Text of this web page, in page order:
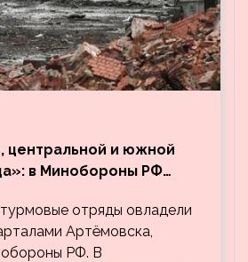
центральной и южной
в Минобороны РФ
отряды овладели
Артёмовска,
РФ. В